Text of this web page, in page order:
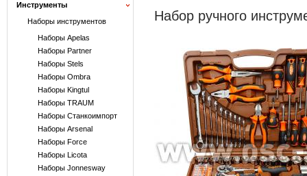
Инструменты
Наборы инструментов
Наборы Apelas
Наборы Partner
Наборы Stels
Наборы Ombra
Наборы Kingtul
Наборы TRAUM
Наборы Станкоимпорт
Наборы Arsenal
Наборы Force
Наборы Licota
Наборы Jonnesway
Набор ручного